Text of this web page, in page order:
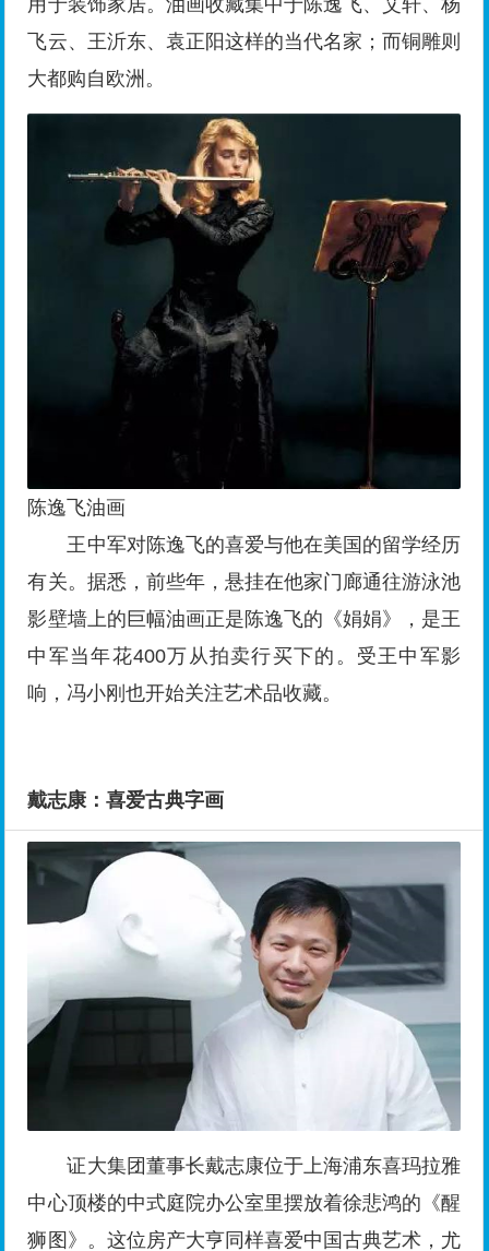
飞云、王沂东、袁正阳这样的当代名家；而铜雕则
大都购自欧洲。
陈逸飞油画
王中军对陈逸飞的喜爱与他在美国的留学经历
有关。据悉，前些年，悬挂在他家门廊通往游泳池
影壁墙上的巨幅油画正是陈逸飞的《娟娟》，是王
中军当年花400万从拍卖行买下的。受王中军影
响，冯小刚也开始关注艺术品收藏。
戴志康：喜爱古典字画
证大集团董事长戴志康位于上海浦东喜玛拉雅
中心顶楼的中式庭院办公室里摆放着徐悲鸿的《醒
狮图》。这位房产大亨同样喜爱中国古典艺术，尤